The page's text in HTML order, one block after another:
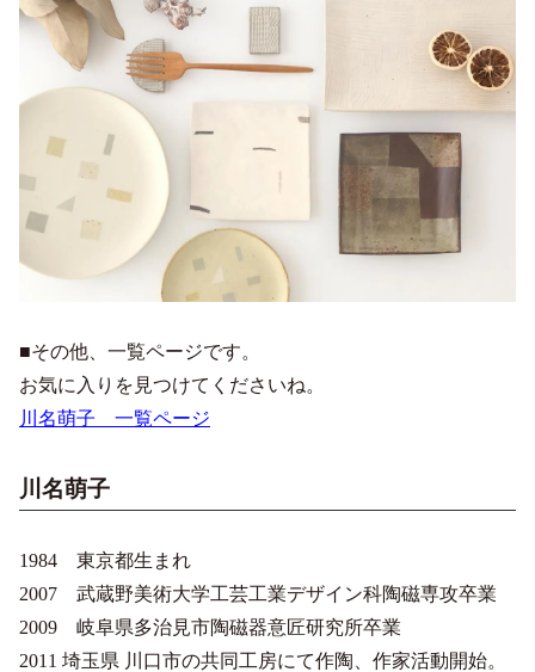
■その他、一覧ページです。
お気に入りを見つけてくださいね。
川名萌子 一覧ページ
川名萌子
1984 東京都生まれ
2007 武蔵野美術大学工芸工業デザイン科陶磁専攻卒業
2009 岐阜県多治見市陶磁器意匠研究所卒業
2011 埼玉県 川口市の共同工房にて作陶、作家活動開始。